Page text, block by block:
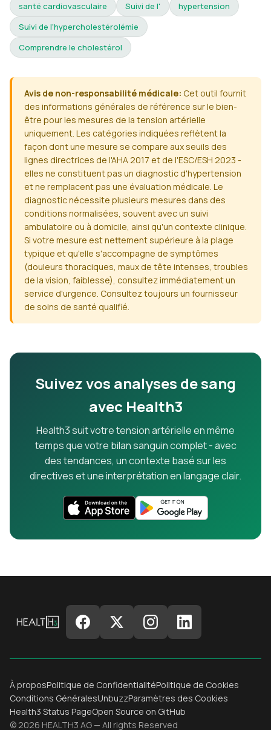
santé cardiovasculaire
Suivi de l'
hypertension
Suivi de l'hypercholestérolémie
Comprendre le cholestérol
Avis de non-responsabilité médicale: Cet outil fournit
des informations générales de référence sur le bien-
être pour les mesures de la tension artérielle
uniquement. Les catégories indiquées reflètent la
façon dont une mesure se compare aux seuils des
lignes directrices de l'AHA 2017 et de l'ESC/ESH 2023 -
elles ne constituent pas un diagnostic d'hypertension
et ne remplacent pas une évaluation médicale. Le
diagnostic nécessite plusieurs mesures dans des
conditions normalisées, souvent avec un suivi
ambulatoire ou à domicile, ainsi qu'un contexte clinique.
Si votre mesure est nettement supérieure à la plage
typique et qu'elle s'accompagne de symptômes
(douleurs thoraciques, maux de tête intenses, troubles
de la vision, faiblesse), consultez immédiatement un
service d'urgence. Consultez toujours un fournisseur
de soins de santé qualifié.
Suivez vos analyses de sang
avec Health3
Health3 suit votre tension artérielle en même
temps que votre bilan sanguin complet - avec
des tendances, un contexte basé sur les
directives et une interprétation en langage clair.
À proposPolitique de ConfidentialitéPolitique de Cookies
Conditions GénéralesUnbuzzParamètres des Cookies
Health3 Status PageOpen Source on GitHub
© 2026 HEALTH3 AG — All rights Reserved